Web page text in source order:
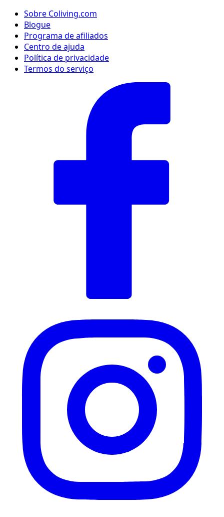
Sobre Coliving.com
Blogue
Programa de afiliados
Centro de ajuda
Política de privacidade
Termos do serviço